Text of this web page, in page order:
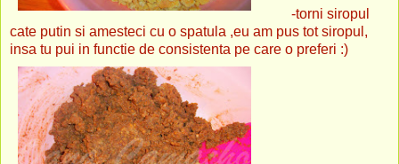
-torni siropul
cate putin si amesteci cu o spatula ,eu am pus tot siropul,
insa tu pui in functie de consistenta pe care o preferi :)